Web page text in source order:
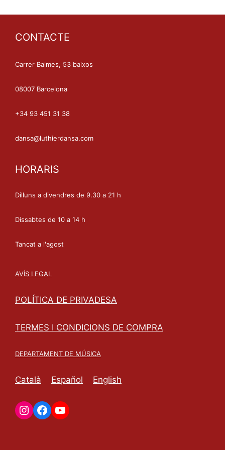
CONTACTE
Carrer Balmes, 53 baixos
08007 Barcelona
+34 93 451 31 38
dansa@luthierdansa.com
HORARIS
Dilluns a divendres de 9.30 a 21 h
Dissabtes de 10 a 14 h
Tancat a l'agost
AVÍS LEGAL
POLÍTICA DE PRIVADESA
TERMES I CONDICIONS DE COMPRA
DEPARTAMENT DE MÚSICA
Català Español English